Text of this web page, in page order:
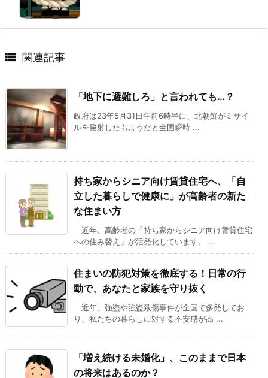
 関連記事
「地下に避難しろ」と言われても…？
政府は23年5月31日午前6時半に、北朝鮮がミサイ
ルを発射したもようだと全国瞬時 ...
持ち家からシニア向け賃貸住宅へ、「自
立した暮らしで健康に」が高齢者の新た
な住まい方
近年、高齢者の「持ち家からシニア向け賃貸住宅
への住み替え」が活発化しています。 ...
住まいの防犯対策を徹底する！日常の行
動で、あなたと家族を守り抜く
近年、強盗や強盗致傷事件が全国で多発してお
り、私たちの暮らしに対する不安感が高 ...
「増え続ける未婚化」、このままで日本
の将来はあるのか？